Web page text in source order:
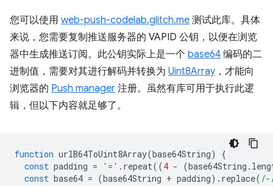
您可以使用 web-push-codelab.glitch.me 测试此库。具体
来说，您需要复制推送服务器的 VAPID 公钥，以便在浏览
器中生成推送订阅。此公钥实际上是一个 base64 编码的二
进制值，需要对其进行解码并转换为 Uint8Array ，才能向
浏览器的 Push manager 注册。虽然有库可用于执行此逻
辑，但以下内容就足够了。
function urlB64ToUint8Array(base64String)
{
const padding = '=' . repeat((4 - (base64String .
const base64 = (base64String + padding). replace(